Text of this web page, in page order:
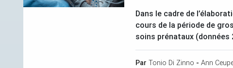
Dans le cadre de
cours de la période de
soins prénataux (données
Par Tonio Di Zinno - Ann